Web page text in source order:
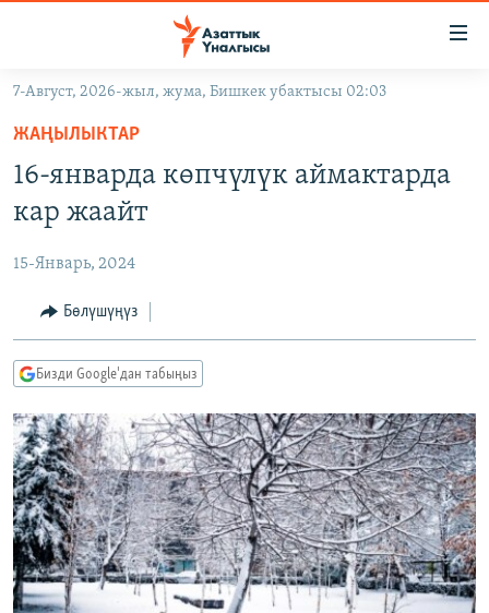
Навигацияга
өтүңүз
салыңызКЫРГЫЗСТАН
ЭКОНОМИКА
МАДАНИЯТ
БОРБОР АЗИЯ
УКРАИНА
АТАЙЫН ИЛИКТӨӨ
ТВ ПРОГРАММАЛАР
ЭКСПЕРТТЕР ТАЛДАЙТ
БИЗ ЖАНА ДҮЙНӨ
ДАНИСТЕ
ЭЖЕ-СИҢДИЛЕР
АЗАТТЫК+
ЫҢГАЙСЫЗ СУРООЛОР
ӨЗГӨЧӨ ПИКИР
Русский
ОНЛАЙН ШЕРИНЕ
7-Август, 2026-жыл, жума, Бишкек убактысы 02:03
ЖАҢЫЛЫКТАР
16-январда көпчүлүк аймактарда
кар жаайт
15-Январь, 2024
Бөлүшүңүз
Бизди Google'дан табыңыз